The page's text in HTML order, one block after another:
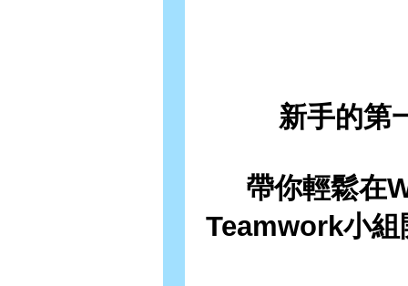
新手的第
帶你輕鬆在
Teamwork小